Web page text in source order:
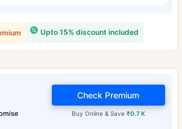
Upto 15% discount included
Buy Online & Save ₹0.7 K
Check Premium